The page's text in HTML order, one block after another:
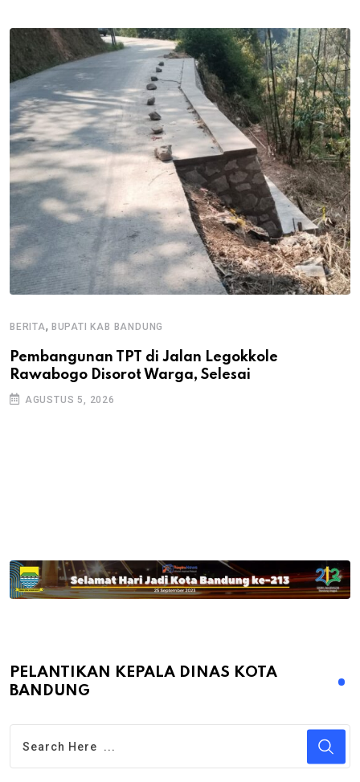
BERITA, BUPATI KAB BANDUNG
Pembangunan TPT di Jalan Legokkole
Rawabogo Disorot Warga, Selesai
AGUSTUS 5, 2026
PELANTIKAN KEPALA DINAS KOTA
BANDUNG